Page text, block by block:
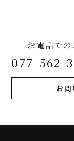
お電話での
077-562-
お